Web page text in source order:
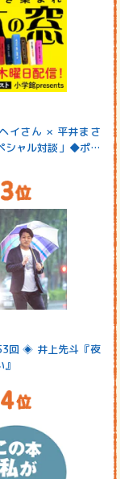
イさん × 平井まさ
シャル対談」◆ポッ
回 ◈ 井上先斗『夜